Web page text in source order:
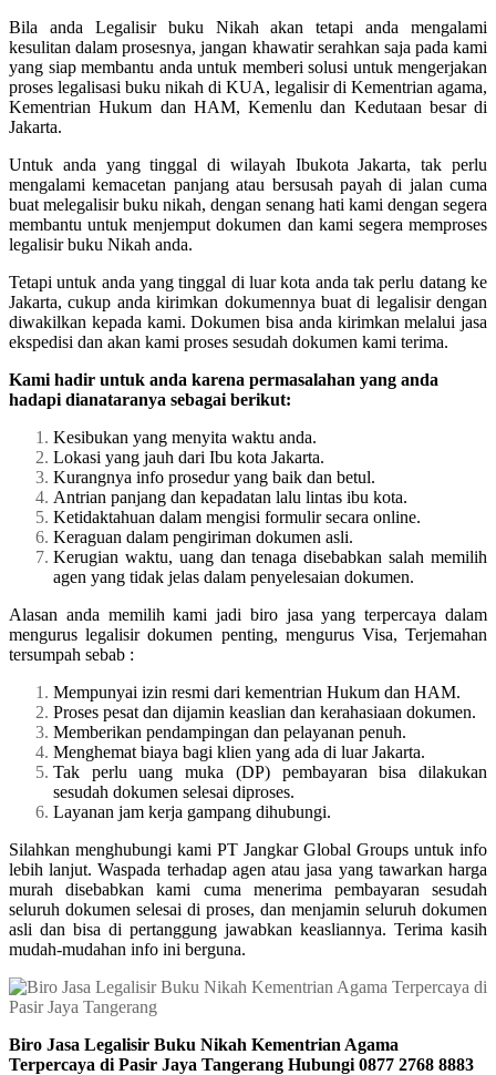
Bila anda Legalisir buku Nikah akan tetapi anda mengalami
kesulitan dalam prosesnya, jangan khawatir serahkan saja pada kami
yang siap membantu anda untuk memberi solusi untuk mengerjakan
proses legalisasi buku nikah di KUA, legalisir di Kementrian agama,
Kementrian Hukum dan HAM, Kemenlu dan Kedutaan besar di
Jakarta.
Untuk anda yang tinggal di wilayah Ibukota Jakarta, tak perlu
mengalami kemacetan panjang atau bersusah payah di jalan cuma
buat melegalisir buku nikah, dengan senang hati kami dengan segera
membantu untuk menjemput dokumen dan kami segera memproses
legalisir buku Nikah anda.
Tetapi untuk anda yang tinggal di luar kota anda tak perlu datang ke
Jakarta, cukup anda kirimkan dokumennya buat di legalisir dengan
diwakilkan kepada kami. Dokumen bisa anda kirimkan melalui jasa
ekspedisi dan akan kami proses sesudah dokumen kami terima.
Kami hadir untuk anda karena permasalahan yang anda
hadapi dianataranya sebagai berikut:
Kesibukan yang menyita waktu anda.
Lokasi yang jauh dari Ibu kota Jakarta.
Kurangnya info prosedur yang baik dan betul.
Antrian panjang dan kepadatan lalu lintas ibu kota.
Ketidaktahuan dalam mengisi formulir secara online.
Keraguan dalam pengiriman dokumen asli.
Kerugian waktu, uang dan tenaga disebabkan salah memilih
agen yang tidak jelas dalam penyelesaian dokumen.
Alasan anda memilih kami jadi biro jasa yang terpercaya dalam
mengurus legalisir dokumen penting, mengurus Visa, Terjemahan
tersumpah sebab :
Mempunyai izin resmi dari kementrian Hukum dan HAM.
Proses pesat dan dijamin keaslian dan kerahasiaan dokumen.
Memberikan pendampingan dan pelayanan penuh.
Menghemat biaya bagi klien yang ada di luar Jakarta.
Tak perlu uang muka (DP) pembayaran bisa dilakukan
sesudah dokumen selesai diproses.
Layanan jam kerja gampang dihubungi.
Silahkan menghubungi kami PT Jangkar Global Groups untuk info
lebih lanjut. Waspada terhadap agen atau jasa yang tawarkan harga
murah disebabkan kami cuma menerima pembayaran sesudah
seluruh dokumen selesai di proses, dan menjamin seluruh dokumen
asli dan bisa di pertanggung jawabkan keasliannya. Terima kasih
mudah-mudahan info ini berguna.
Biro Jasa Legalisir Buku Nikah Kementrian Agama
Terpercaya di Pasir Jaya Tangerang Hubungi 0877 2768 8883